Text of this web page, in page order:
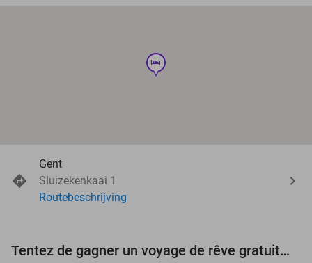
hotel
Gent
Sluizekenkaai 1
Routebeschrijving
Tentez de gagner un voyage de rêve gratuit d'une valeur de 3.000 € !